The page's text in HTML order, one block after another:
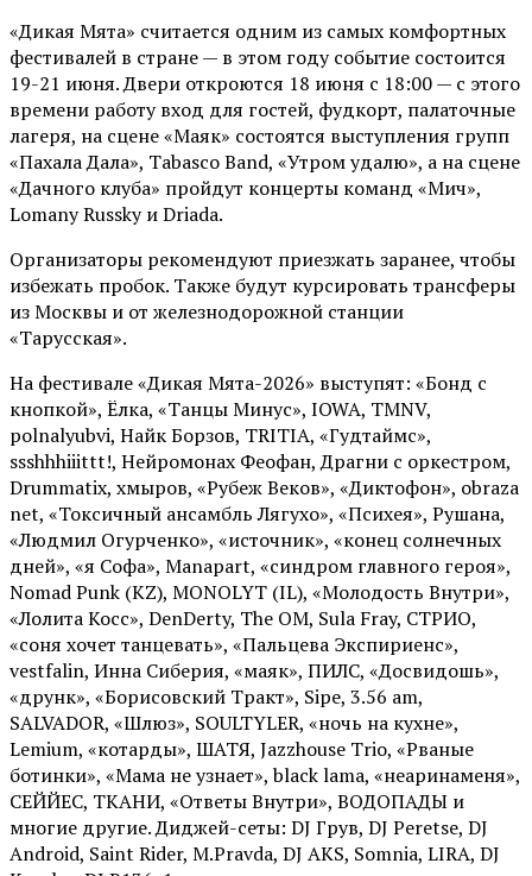
«Дикая Мята» считается одним из самых комфортных
фестивалей в стране — в этом году событие состоится
19-21 июня. Двери откроются 18 июня с 18:00 — с этого
времени работу вход для гостей, фудкорт, палаточные
лагеря, на сцене «Маяк» состоятся выступления групп
«Пахала Дала», Tabasco Band, «Утром удалю», а на сцене
«Дачного клуба» пройдут концерты команд «Мич»,
Lomany Russky и Driada.
Организаторы рекомендуют приезжать заранее, чтобы
избежать пробок. Также будут курсировать трансферы
из Москвы и от железнодорожной станции
«Тарусская».
На фестивале «Дикая Мята-2026» выступят: «Бонд с
кнопкой», Ёлка, «Танцы Минус», IOWA, TMNV,
polnalyubvi, Найк Борзов, TRITIA, «Гудтаймс»,
ssshhhiiittt!, Нейромонах Феофан, Драгни с оркестром,
Drummatix, хмыров, «Рубеж Веков», «Диктофон», obraza
net, «Токсичный ансамбль Лягухо», «Психея», Рушана,
«Людмил Огурченко», «источник», «конец солнечных
дней», «я Софа», Manapart, «синдром главного героя»,
Nomad Punk (KZ), MONOLYT (IL), «Молодость Внутри»,
«Лолита Косс», DenDerty, The OM, Sula Fray, СТРИО,
«соня хочет танцевать», «Пальцева Экспириенс»,
vestfalin, Инна Сиберия, «маяк», ПИЛС, «Досвидошь»,
«друнк», «Борисовский Тракт», Sipe, 3.56 am,
SALVADOR, «Шлюз», SOULTYLER, «ночь на кухне»,
Lemium, «котарды», ШАТЯ, Jazzhouse Trio, «Рваные
ботинки», «Мама не узнает», black lama, «неаринаменя»,
СЕЙЙЕС, ТКАНИ, «Ответы Внутри», ВОДОПАДЫ и
многие другие. Диджей-сеты: DJ Грув, DJ Peretse, DJ
Android, Saint Rider, М.Pravda, DJ AKS, Somnia, LIRA, DJ